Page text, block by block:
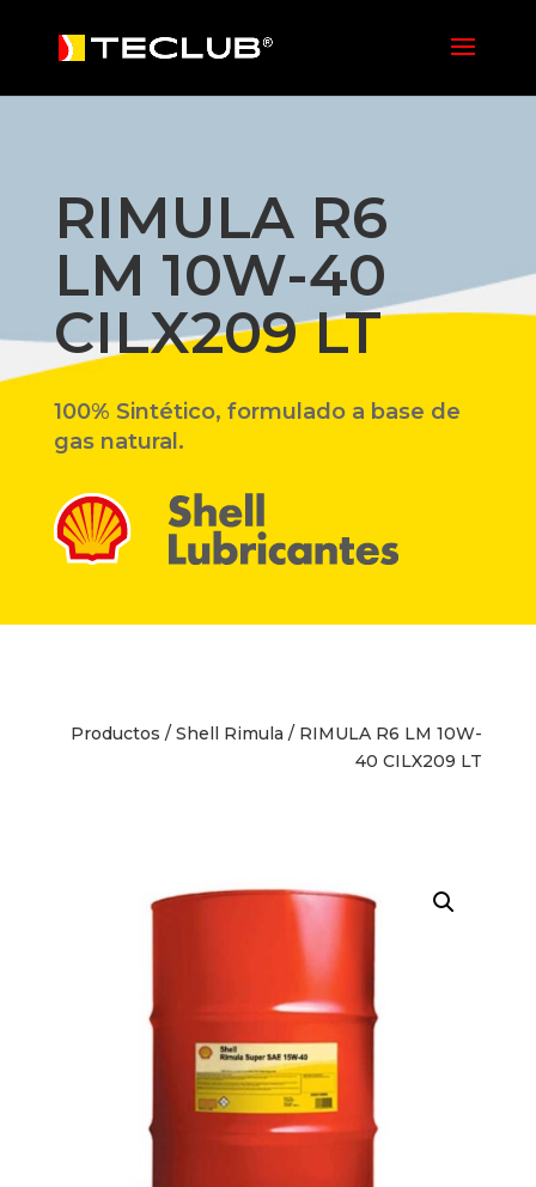
RIMULA R6
LM 10W-40
CILX209 LT
100% Sintético, formulado a base de
gas natural.
Productos /Shell Rimula / RIMULA R6 LM 10W-
40 CILX209 LT